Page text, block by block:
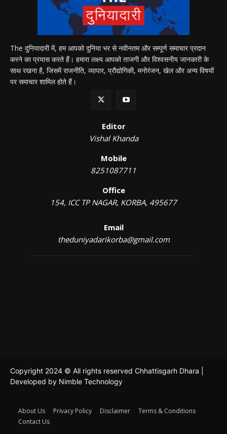
The दुनियादारी में, हम आपको दुनिया भर से नवीनतम और सम्पूर्ण समाचार प्रदान
करने का प्रयास करते हैं। हमारा लक्ष्य आपको ताजगी और विश्वसनीय जानकारी के
साथ रखना है, जिसमें राजनीति, व्यापार, प्रौद्योगिकी, मनोरंजन, खेल और अन्य विषयों
पर समाचार शामिल होते हैं।
Editor
Vishal Khanda
Mobile
8251087711
Office
154, ICC TP NAGAR, KORBA, 495677
Email
theduniyadarikorba@gmail.com
Copyright 2024 © All rights reserved Chhattisgarh Dhara |
Developed by Nimble Technology
About Us Privacy Policy Disclaimer
Terms & Conditions
Contact Us